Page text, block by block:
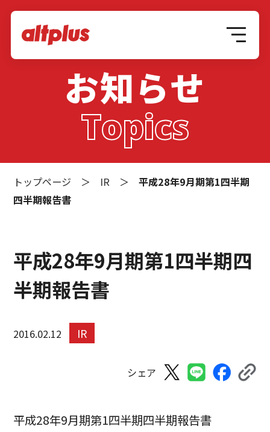
お知らせ
Topics
トップページ ＞ IR ＞平成28年9月期第1四半期
四半期報告書
平成28年9月期第1四半期四
半期報告書
2016.02.12 IR
シェア
平成28年9月期第1四半期四半期報告書